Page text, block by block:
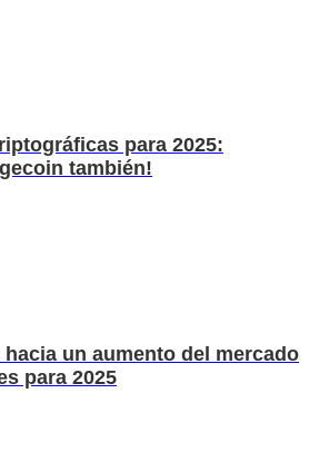
para 2025:
también!
hacia un aumento del mercado
para 2025